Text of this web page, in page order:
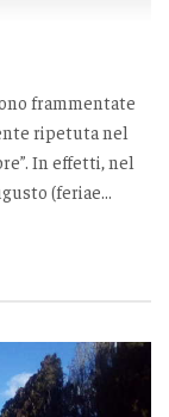
frammentate
ripetuta nel
In effetti, nel
(feriae...